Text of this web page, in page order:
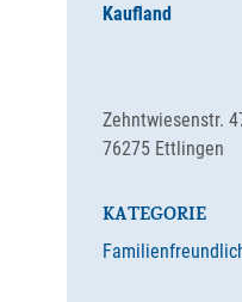
Kaufland
Zehntwiesenstr.
76275 Ettlingen
KATEGORIE